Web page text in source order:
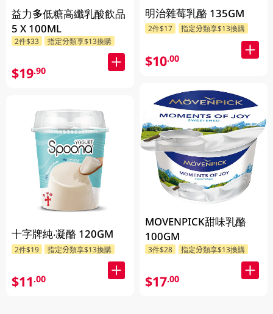
益力多低糖高纖乳酸飲品
5 X 100ML
2件$33 指定分類享$13換購
$19.90
十字牌純‧凝酪 120GM
2件$19 指定分類享$13換購
$11.00
明治雜莓乳酪 135GM
2件$17 指定分類享$13換購
$10.00
MOVENPICK甜味乳酪
100GM
3件$28 指定分類享$13換購
$17.00